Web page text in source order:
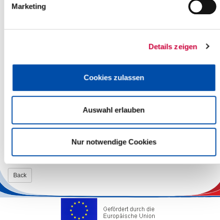
Marketing
Details zeigen
Cookies zulassen
Auswahl erlauben
Nur notwendige Cookies
25524 Itzehoe
Wer dann letztendlich mit dem Kulturförderpreis 2024
unabhängigen Sachverständigen (Fachrichterinnen), der
(Sachrichterinnen) zusammensetzt.
Aber jetzt sind Sie am Zuge – nutzen Sie die Chance!
Kulturschaffende im Kreis Steinburg gibt es viele und in den
druckt? Wer ist für Sie Favorit der „Kunst made in Steinburg?
Back